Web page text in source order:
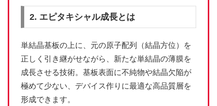
2. エピタキシャル成長とは
単結晶基板の上に、元の原子配列（結晶方位）を
正しく引き継がせながら、新たな単結晶の薄膜を
成長させる技術。基板表面に不純物や結晶欠陥が
極めて少ない、デバイス作りに最適な高品質層を
形成できます。